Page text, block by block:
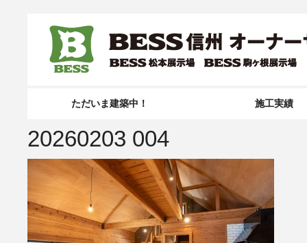
ただいま建築中！ 施工実績
20260203 004